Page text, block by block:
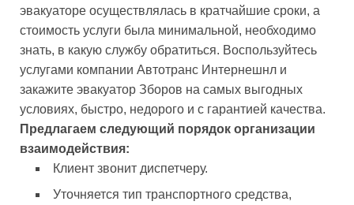
эвакуаторе осуществлялась в кратчайшие сроки, а
стоимость услуги была минимальной, необходимо
знать, в какую службу обратиться. Воспользуйтесь
услугами компании Автотранс Интернешнл и
закажите эвакуатор Зборов на самых выгодных
условиях, быстро, недорого и с гарантией качества.
Предлагаем следующий порядок организации
взаимодействия:
Клиент звонит диспетчеру.
Уточняется тип транспортного средства,